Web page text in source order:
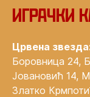
Играчки
Црвена
Боровница 24,
Јовановић 14,
Златко